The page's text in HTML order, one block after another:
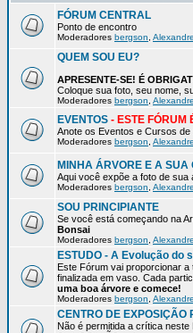
FÓRUM CENTRAL
Ponto de encontro
Moderadores bergson
QUEM SOU EU?
APRESENTE-SE! É
Coloque sua foto, seu nome,
Moderadores bergson
EVENTOS - ESTE FÓRUM
Anote os Eventos e Cursos
Moderadores bergson
MINHA ÁRVORE E A SUA
Aqui você expõe a foto de sua
Moderadores bergson
SOU PRINCIPIANTE
Se você está começando na
Bonsai
Moderadores bergson
ESTUDO - A Evolução do
Este Fórum vai proporcionar
finalizada em vaso. Cada
uma boa árvore e comece!
Moderadores bergson
CENTRO DE EXPOSIÇÃO
Não é permitida a crítica